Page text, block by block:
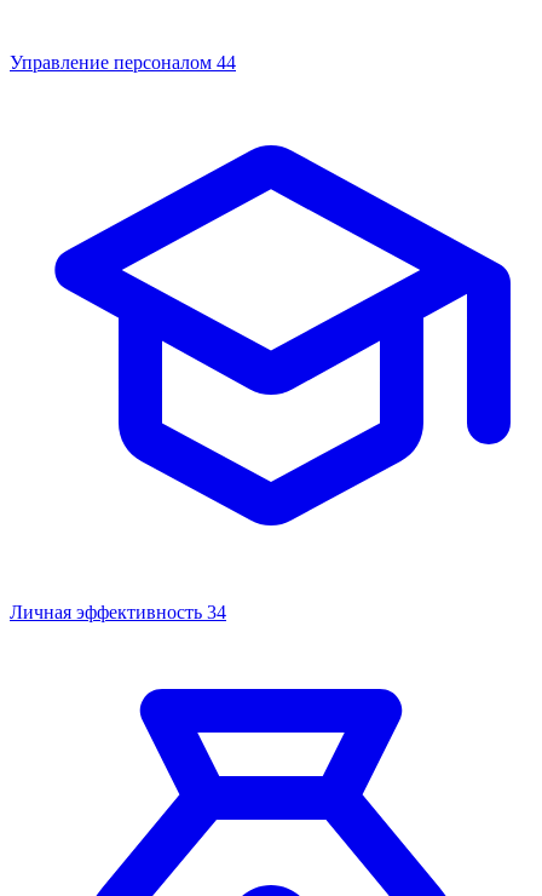
Управление персоналом 44
Личная эффективность 34